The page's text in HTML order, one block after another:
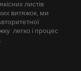
листів
витяжок, ми
легко і процес